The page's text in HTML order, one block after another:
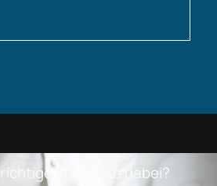
Immobilie dabei?